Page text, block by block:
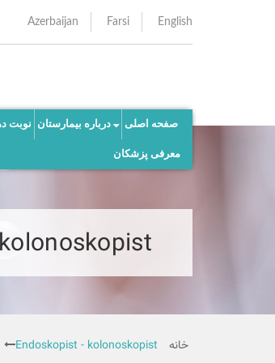
English
Farsi
Azerbaijan
صفحه اصلی درباره بیمارستان نوبت
معرفی پزشکان
خانه Endoskopist - kolonoskopist